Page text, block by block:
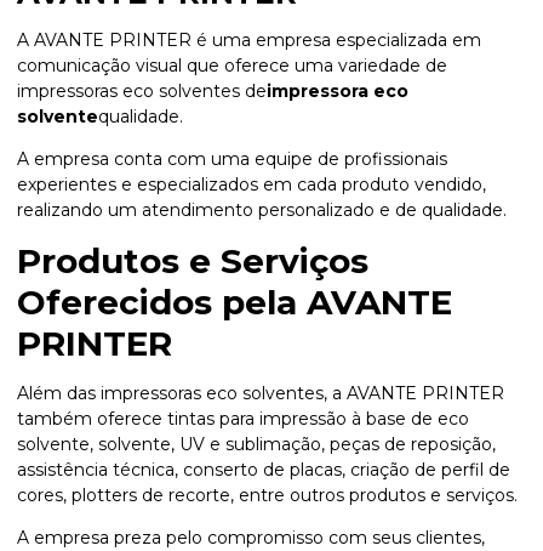
A AVANTE PRINTER é uma empresa especializada em
comunicação visual que oferece uma variedade de
impressoras eco solventes deimpressora eco
solventequalidade.
A empresa conta com uma equipe de profissionais
experientes e especializados em cada produto vendido,
realizando um atendimento personalizado e de qualidade.
Produtos e Serviços
Oferecidos pela AVANTE
PRINTER
Além das impressoras eco solventes, a AVANTE PRINTER
também oferece tintas para impressão à base de eco
solvente, solvente, UV e sublimação, peças de reposição,
assistência técnica, conserto de placas, criação de perfil de
cores, plotters de recorte, entre outros produtos e serviços.
A empresa preza pelo compromisso com seus clientes,